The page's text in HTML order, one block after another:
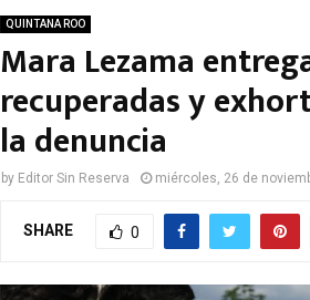
QUINTANA ROO
Mara Lezama
recuperadas y
la denuncia
by Editor Sin Reserva miércoles, 26 de
SHARE 0